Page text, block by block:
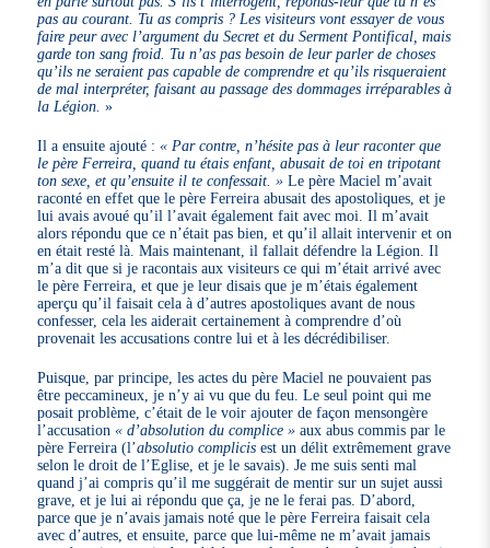
pas au courant. Tu as compris ? Les visiteurs vont essayer de vous
faire peur avec l’argument du Secret et du Serment Pontifical, mais
garde ton sang froid. Tu n’as pas besoin de leur parler de choses
qu’ils ne seraient pas capable de comprendre et qu’ils risqueraient
de mal interpréter, faisant au passage des dommages irréparables à
la Légion. »
Il a ensuite ajouté : « Par contre, n’hésite pas à leur raconter que
le père Ferreira, quand tu étais enfant, abusait de toi en tripotant
ton sexe, et qu’ensuite il te confessait. » Le père Maciel m’avait
raconté en effet que le père Ferreira abusait des apostoliques, et je
lui avais avoué qu’il l’avait également fait avec moi. Il m’avait
alors répondu que ce n’était pas bien, et qu’il allait intervenir et on
en était resté là. Mais maintenant, il fallait défendre la Légion. Il
m’a dit que si je racontais aux visiteurs ce qui m’était arrivé avec
le père Ferreira, et que je leur disais que je m’étais également
aperçu qu’il faisait cela à d’autres apostoliques avant de nous
confesser, cela les aiderait certainement à comprendre d’où
provenait les accusations contre lui et à les décrédibiliser.
Puisque, par principe, les actes du père Maciel ne pouvaient pas
être peccamineux, je n’y ai vu que du feu. Le seul point qui me
posait problème, c’était de le voir ajouter de façon mensongère
l’accusation« d’absolution du complice » aux abus commis par le
père Ferreira (l’absolutio complicis est un délit extrêmement grave
selon le droit de l’Eglise, et je le savais). Je me suis senti mal
quand j’ai compris qu’il me suggérait de mentir sur un sujet aussi
grave, et je lui ai répondu que ça, je ne le ferai pas. D’abord,
parce que je n’avais jamais noté que le père Ferreira faisait cela
avec d’autres, et ensuite, parce que lui-même ne m’avait jamais